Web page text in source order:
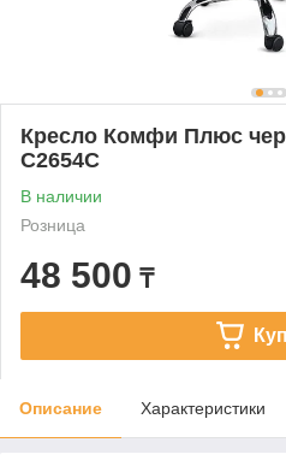
Кресло Комфи Плюс
C2654С
В наличии
Розница
48 500 ₸
Описание Характеристики